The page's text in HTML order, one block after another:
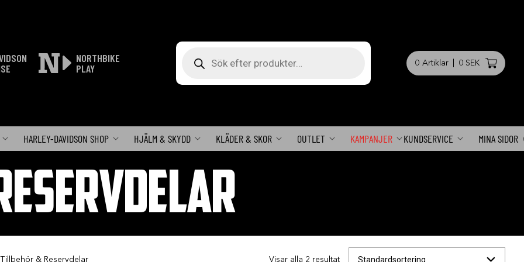
NORTHBIKE
PLAY
0 Artiklar 0 SEK
HARLEY-DAVIDSON SHOP HJÄLM & SKYDD KLÄDER & SKOR OUTLET KAMPANJER KUNDSERVICE MINA SIDOR
& Reservdelar Visar alla 2 resultat